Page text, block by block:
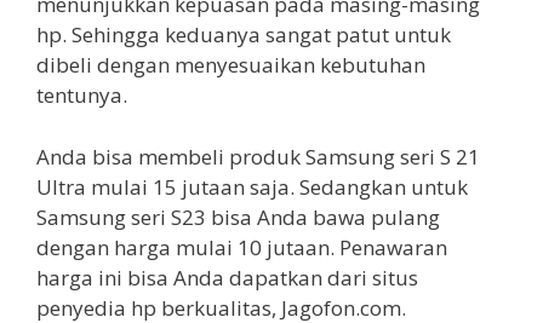
hp. Sehingga keduanya sangat patut untuk
dibeli dengan menyesuaikan kebutuhan
tentunya.
Anda bisa membeli produk Samsung seri S 21
Ultra mulai 15 jutaan saja. Sedangkan untuk
Samsung seri S23 bisa Anda bawa pulang
dengan harga mulai 10 jutaan. Penawaran
harga ini bisa Anda dapatkan dari situs
penyedia hp berkualitas, Jagofon.com.